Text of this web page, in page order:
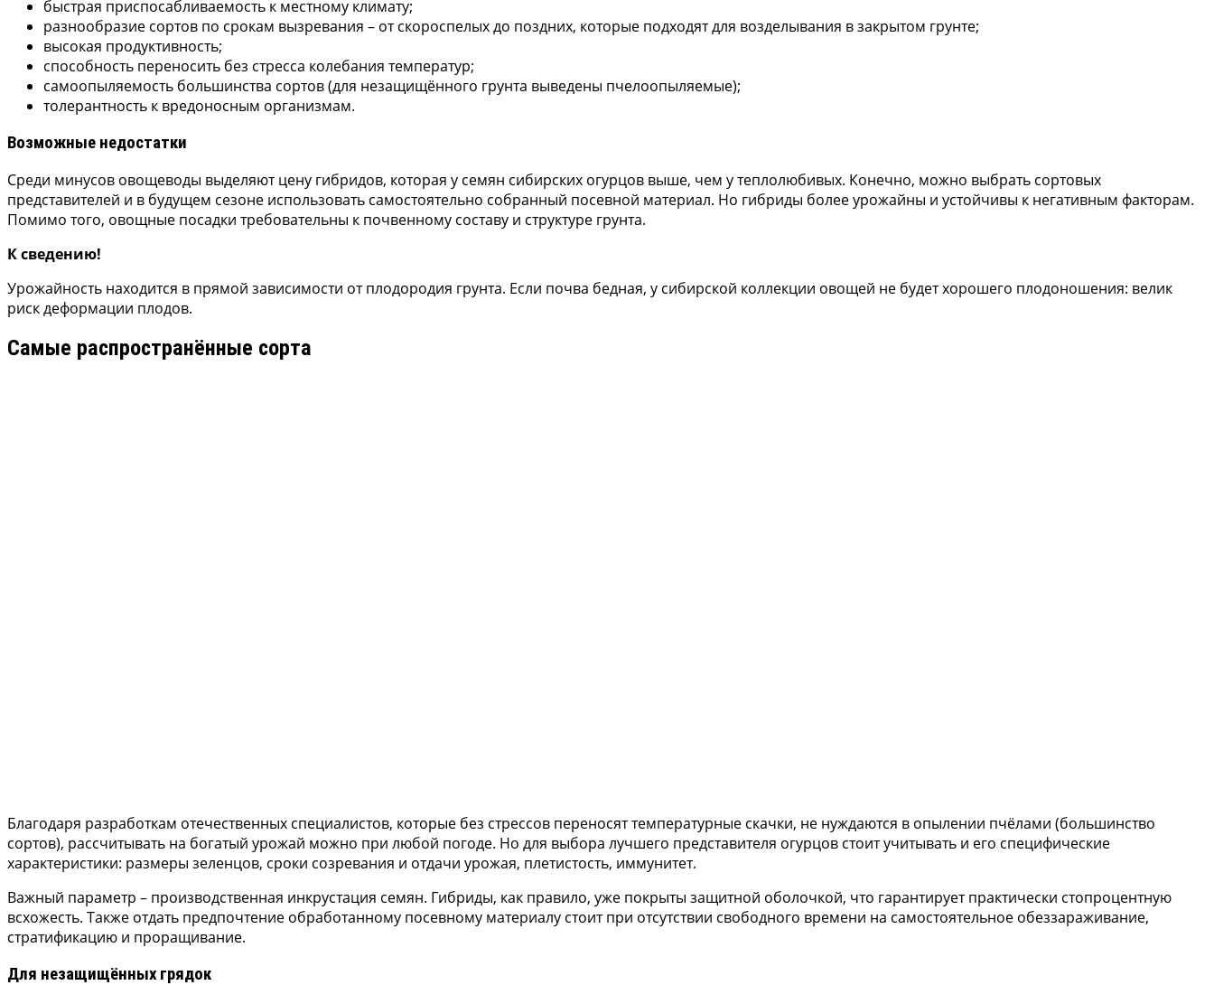
быстрая приспосабливаемость к местному климату;
разнообразие сортов по срокам вызревания – от скороспелых до поздних, которые подходят для возделывания в закрытом грунте;
высокая продуктивность;
способность переносить без стресса колебания температур;
самоопыляемость большинства сортов (для незащищённого грунта выведены пчелоопыляемые);
толерантность к вредоносным организмам.
Возможные недостатки
Среди минусов овощеводы выделяют цену гибридов, которая у семян сибирских огурцов выше, чем у теплолюбивых. Конечно, можно выбрать сортовых
представителей и в будущем сезоне использовать самостоятельно собранный посевной материал. Но гибриды более урожайны и устойчивы к негативным факторам.
Помимо того, овощные посадки требовательны к почвенному составу и структуре грунта.
К сведению!
Урожайность находится в прямой зависимости от плодородия грунта. Если почва бедная, у сибирской коллекции овощей не будет хорошего плодоношения: велик
риск деформации плодов.
Самые распространённые сорта
Благодаря разработкам отечественных специалистов, которые без стрессов переносят температурные скачки, не нуждаются в опылении пчёлами (большинство
сортов), рассчитывать на богатый урожай можно при любой погоде. Но для выбора лучшего представителя огурцов стоит учитывать и его специфические
характеристики: размеры зеленцов, сроки созревания и отдачи урожая, плетистость, иммунитет.
Важный параметр – производственная инкрустация семян. Гибриды, как правило, уже покрыты защитной оболочкой, что гарантирует практически стопроцентную
всхожесть. Также отдать предпочтение обработанному посевному материалу стоит при отсутствии свободного времени на самостоятельное обеззараживание,
стратификацию и проращивание.
Для незащищённых грядок